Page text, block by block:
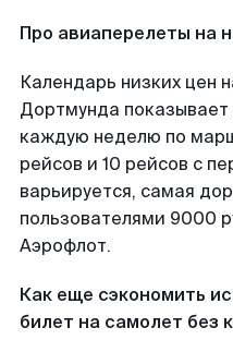
Про авиаперелеты на
Календарь низких цен
Дортмунда показывает
каждую неделю по
рейсов и 10 рейсов с
варьируется, самая
пользователями 9000
Аэрофлот.
Как еще сэкономить
билет на самолет без